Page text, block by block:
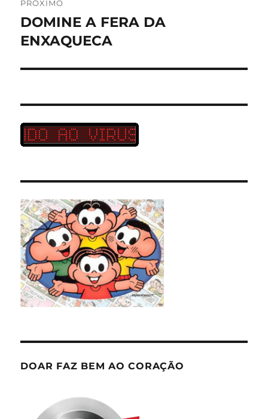
PRÓXIMO
Próximo
post:
DOMINE A FERA DA
ENXAQUECA
DOAR FAZ BEM AO CORAÇÃO